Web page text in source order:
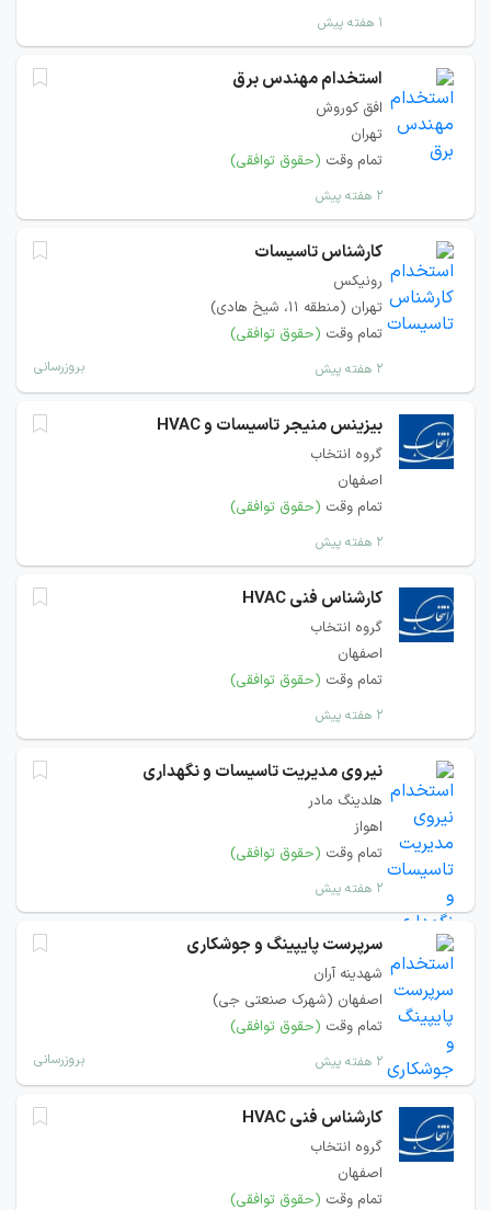
۱ هفته پیش
استخدام مهندس برق
افق کوروش
تهران
تمام وقت (حقوق توافقی)
۲ هفته پیش
کارشناس تاسیسات
رونیکس
تهران (منطقه ۱۱، شیخ هادی)
تمام وقت (حقوق توافقی)
۲ هفته پیش بروزرسانی
بیزینس منیجر تاسیسات و HVAC
گروه انتخاب
اصفهان
تمام وقت (حقوق توافقی)
۲ هفته پیش
کارشناس فنی HVAC
گروه انتخاب
اصفهان
تمام وقت (حقوق توافقی)
۲ هفته پیش
نیروی مدیریت تاسیسات و نگهداری
هلدینگ مادر
اهواز
تمام وقت (حقوق توافقی)
۲ هفته پیش
سرپرست پایپینگ و جوشکاری
شهدینه آران
اصفهان (شهرک صنعتی جی)
تمام وقت (حقوق توافقی)
۲ هفته پیش بروزرسانی
کارشناس فنی HVAC
گروه انتخاب
اصفهان
تمام وقت (حقوق توافقی)